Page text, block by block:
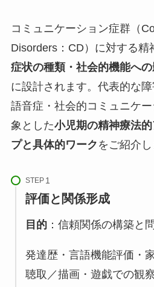
コミュニケーション症群（
Disorders：CD）に対する精
症状の種類・社会的機能へ
に設計されます。代表的な
語音症・社会的コミュニケ
象とした小児期の精神療法
プと具体的ワーク をご紹介し
STEP
評価と関係形成
目的：信頼関係の構築と
発達歴・言語機能評価・
聴取／描画・遊戯での観